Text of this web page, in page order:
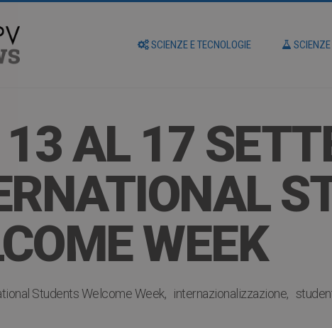
SCIENZE E TECNOLOGIE
AL 17
WEEK
Students Welcome Week internazionalizzazione